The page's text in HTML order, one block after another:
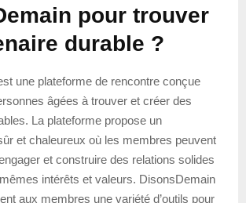
pour trouver
durable ?
une plateforme de rencontre conçue
âgées à trouver et créer des
La plateforme propose un
et chaleureux où les membres peuvent
et construire des relations solides
intérêts et valeurs. DisonsDemain
aux membres une variété d’outils pour